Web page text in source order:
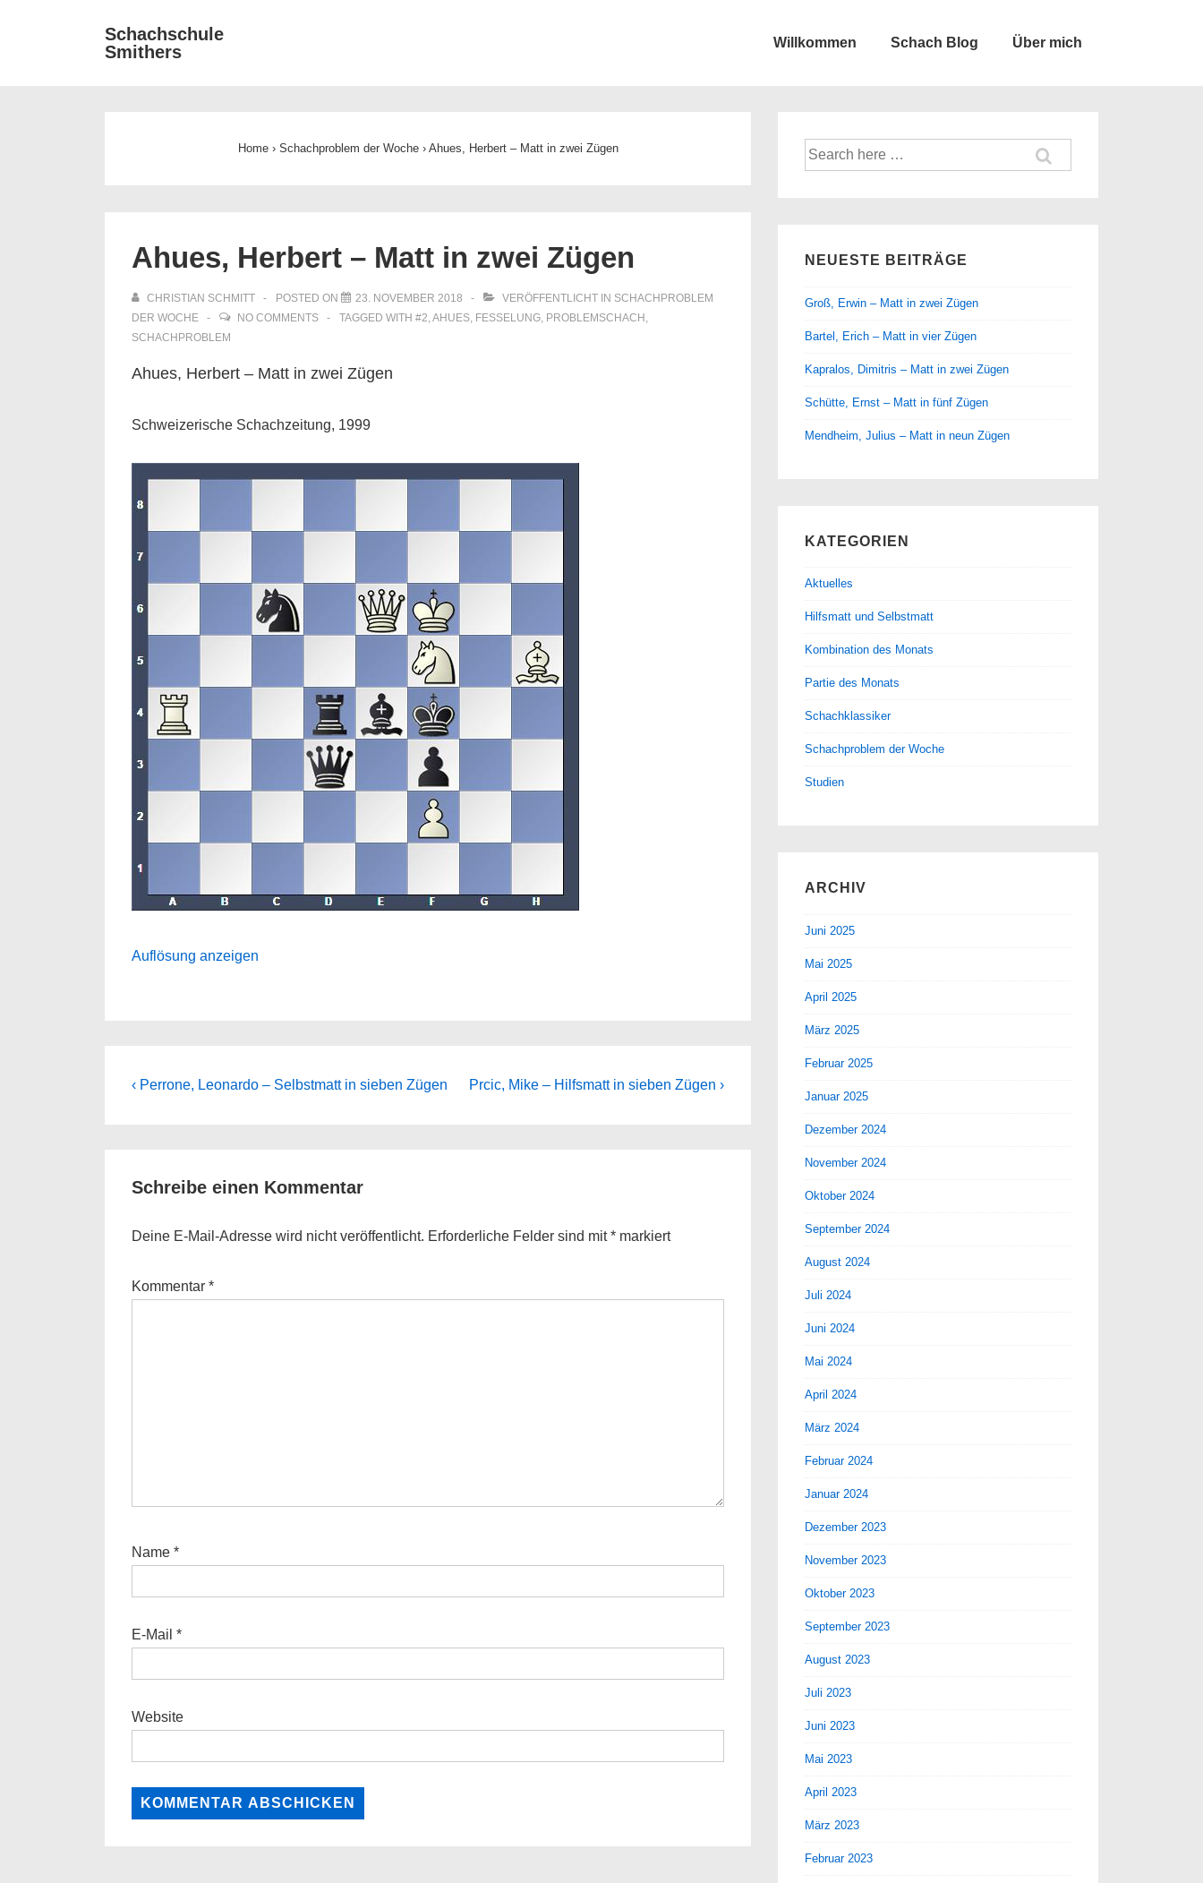
Schachschule
Smithers
Willkommen Schach Blog Über mich
Home › Schachproblem der Woche › Ahues, Herbert – Matt in zwei Zügen
Ahues, Herbert – Matt in zwei Zügen
CHRISTIAN SCHMITT POSTED ON 23. NOVEMBER 2018 VERÖFFENTLICHT IN SCHACHPROBLEM
DER WOCHE
NO COMMENTS TAGGED WITH #2,AHUES, FESSELUNG, PROBLEMSCHACH ,
SCHACHPROBLEM
Ahues, Herbert – Matt in zwei Zügen
Schweizerische Schachzeitung, 1999
Auflösung anzeigen
Beitragsnavigation
Previous
‹ Perrone, Leonardo – Selbstmatt in sieben Zügen
Next
Prcic, Mike – Hilfsmatt in sieben Zügen ›
Schreibe einen Kommentar
Deine E-Mail-Adresse wird nicht veröffentlicht. Erforderliche Felder sind mit* markiert
Kommentar *
Name *
E-Mail *
Website
Suche
nach:
NEUESTE BEITRÄGE
Groß, Erwin – Matt in zwei Zügen
Bartel, Erich – Matt in vier Zügen
Kapralos, Dimitris – Matt in zwei Zügen
Schütte, Ernst – Matt in fünf Zügen
Mendheim, Julius – Matt in neun Zügen
KATEGORIEN
Aktuelles
Hilfsmatt und Selbstmatt
Kombination des Monats
Partie des Monats
Schachklassiker
Schachproblem der Woche
Studien
ARCHIV
Juni 2025
Mai 2025
April 2025
März 2025
Februar 2025
Januar 2025
Dezember 2024
November 2024
Oktober 2024
September 2024
August 2024
Juli 2024
Juni 2024
Mai 2024
April 2024
März 2024
Februar 2024
Januar 2024
Dezember 2023
November 2023
Oktober 2023
September 2023
August 2023
Juli 2023
Juni 2023
Mai 2023
April 2023
März 2023
Februar 2023